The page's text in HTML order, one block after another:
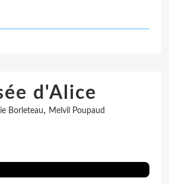
d'Alice
Borleteau, Melvil Poupaud